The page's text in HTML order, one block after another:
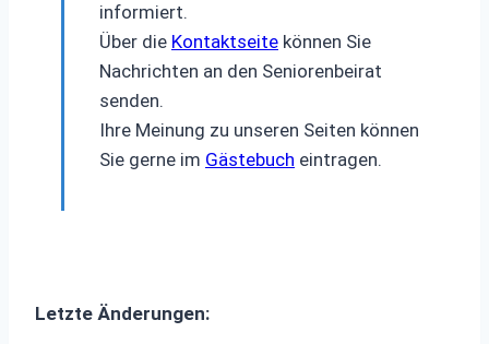
informiert.
Über die Kontaktseite können Sie
Nachrichten an den Seniorenbeirat
senden.
Ihre Meinung zu unseren Seiten können
Sie gerne im Gästebuch eintragen.
Letzte Änderungen: